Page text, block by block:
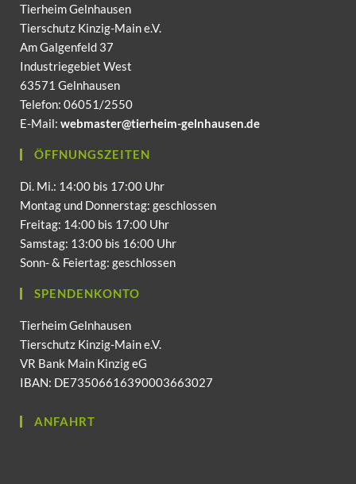
Tierheim Gelnhausen
Tierschutz Kinzig-Main e.V.
Am Galgenfeld 37
Industriegebiet West
63571 Gelnhausen
Telefon: 06051/2550
E-Mail: webmaster@tierheim-gelnhausen.de
ÖFFNUNGSZEITEN
Di. Mi.: 14:00 bis 17:00 Uhr
Montag und Donnerstag: geschlossen
Freitag: 14:00 bis 17:00 Uhr
Samstag: 13:00 bis 16:00 Uhr
Sonn- & Feiertag: geschlossen
SPENDENKONTO
Tierheim Gelnhausen
Tierschutz Kinzig-Main e.V.
VR Bank Main Kinzig eG
IBAN: DE73506616390003663027
ANFAHRT